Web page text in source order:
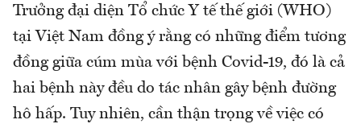
Trưởng đại diện Tổ chức Y tế thế giới (WHO)
tại Việt Nam đồng ý rằng có những điểm tương
đồng giữa cúm mùa với bệnh Covid-19, đó là cả
hai bệnh này đều do tác nhân gây bệnh đường
hô hấp. Tuy nhiên, cần thận trọng về việc có